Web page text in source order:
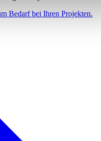
Bedarf bei Ihren Projekten.